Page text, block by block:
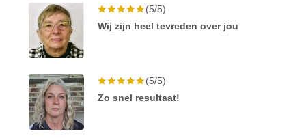
(5/5)
Wij zijn heel tevreden over jou
(5/5)
Zo snel resultaat!